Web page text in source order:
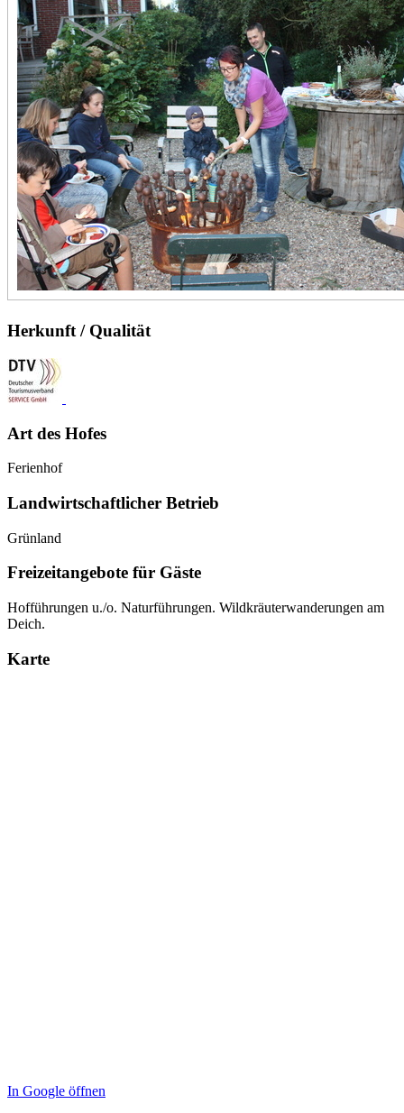
Herkunft / Qualität
Art des Hofes
Ferienhof
Landwirtschaftlicher Betrieb
Grünland
Freizeitangebote für Gäste
Hofführungen u./o. Naturführungen. Wildkräuterwanderungen am
Deich.
Karte
In Google öffnen